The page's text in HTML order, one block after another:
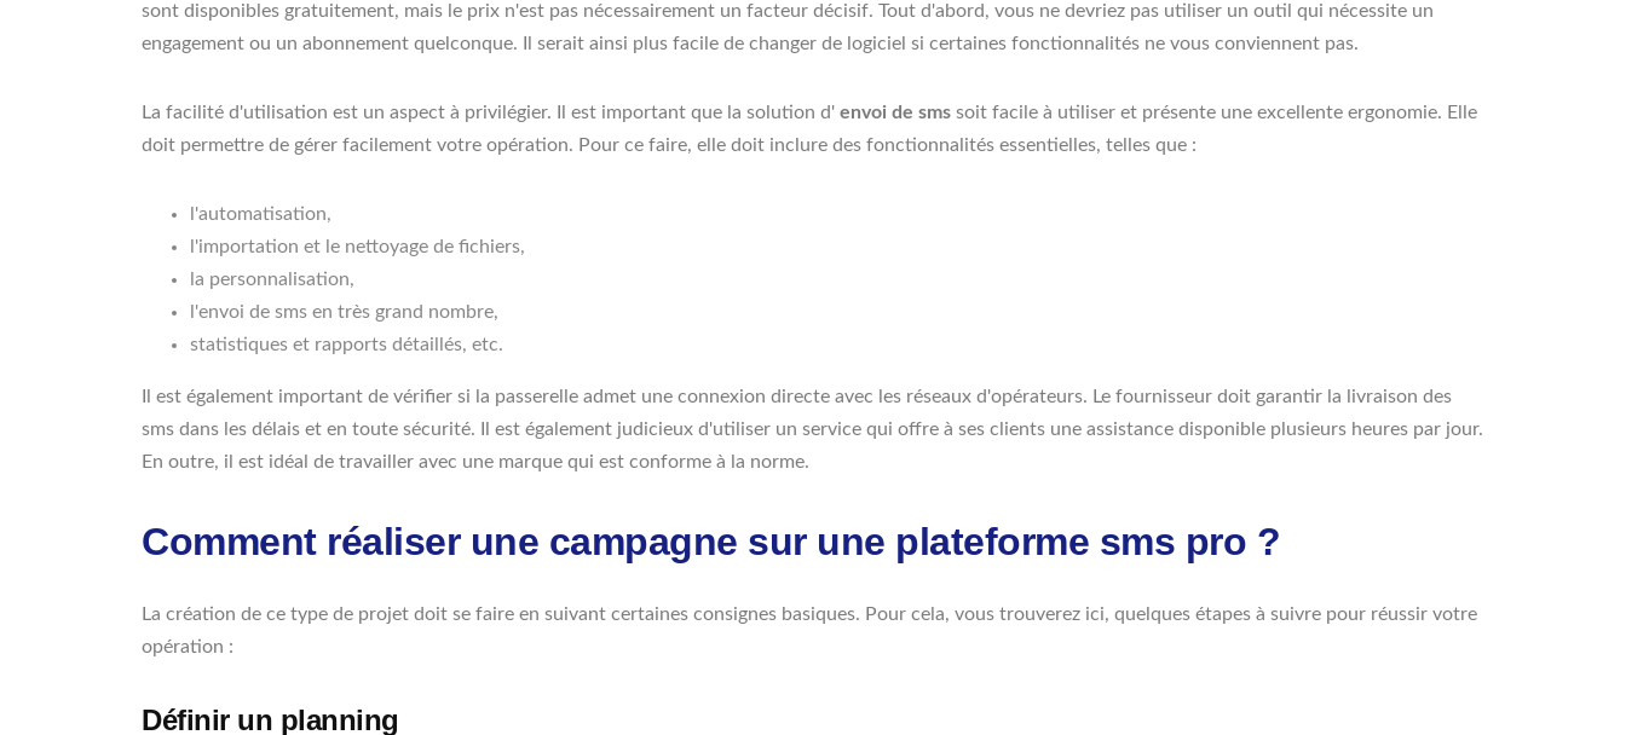
sont disponibles gratuitement, mais le prix n'est pas nécessairement un facteur décisif. Tout d'abord, vous ne devriez pas utiliser un outil qui nécessite un
engagement ou un abonnement quelconque. Il serait ainsi plus facile de changer de logiciel si certaines fonctionnalités ne vous conviennent pas.
La facilité d'utilisation est un aspect à privilégier. Il est important que la solution d' envoi de sms soit facile à utiliser et présente une excellente ergonomie. Elle
doit permettre de gérer facilement votre opération. Pour ce faire, elle doit inclure des fonctionnalités essentielles, telles que :
l'automatisation,
l'importation et le nettoyage de fichiers,
la personnalisation,
l'envoi de sms en très grand nombre,
statistiques et rapports détaillés, etc.
Il est également important de vérifier si la passerelle admet une connexion directe avec les réseaux d'opérateurs. Le fournisseur doit garantir la livraison des
sms dans les délais et en toute sécurité. Il est également judicieux d'utiliser un service qui offre à ses clients une assistance disponible plusieurs heures par jour.
En outre, il est idéal de travailler avec une marque qui est conforme à la norme.
Comment réaliser une campagne sur une plateforme sms pro ?
La création de ce type de projet doit se faire en suivant certaines consignes basiques. Pour cela, vous trouverez ici, quelques étapes à suivre pour réussir votre
opération :
Définir un planning